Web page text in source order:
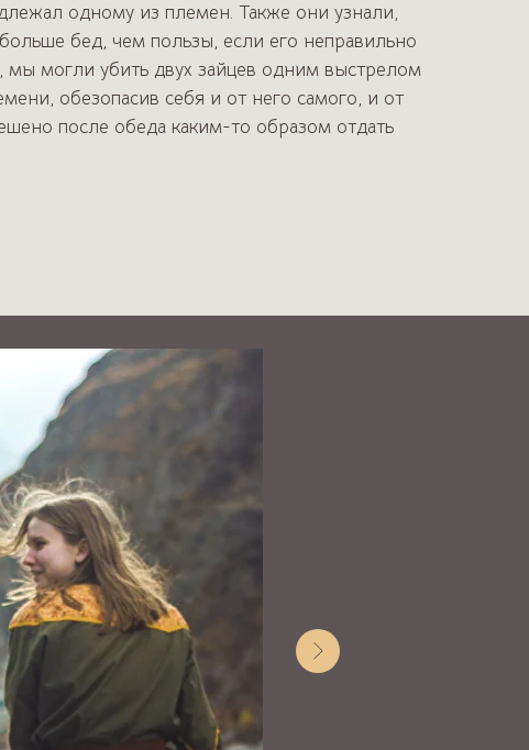
одному из племен. Также они узнали,
бед, чем пользы, если его неправильно
мы могли убить двух зайцев одним выстрелом
обезопасив себя и от него самого, и от
после обеда каким-то образом отдать